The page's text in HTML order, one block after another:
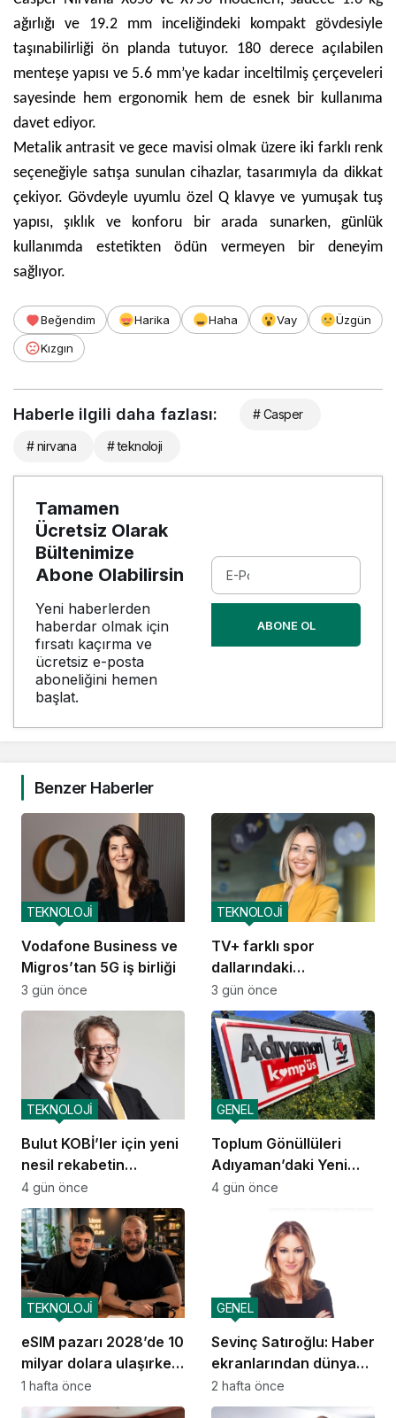
ağırlığı ve 19.2 mm inceliğindeki kompakt gövdesiyle
taşınabilirliği ön planda tutuyor. 180 derece açılabilen
menteşe yapısı ve 5.6 mm’ye kadar inceltilmiş çerçeveleri
sayesinde hem ergonomik hem de esnek bir kullanıma
davet ediyor.
Metalik antrasit ve gece mavisi olmak üzere iki farklı renk
seçeneğiyle satışa sunulan cihazlar, tasarımıyla da dikkat
çekiyor. Gövdeyle uyumlu özel Q klavye ve yumuşak tuş
yapısı, şıklık ve konforu bir arada sunarken, günlük
kullanımda estetikten ödün vermeyen bir deneyim
sağlıyor.
Beğendim Harika Haha Vay
Üzgün
Kızgın
Haberle ilgili daha fazlası: # Casper
# nirvana # teknoloji
Tamamen
Ücretsiz Olarak
Bültenimize
Abone Olabilirsin
Yeni haberlerden
haberdar olmak için
fırsatı kaçırma ve
ücretsiz e-posta
aboneliğini hemen
başlat.
ABONE OL
Benzer Haberler
Vodafone Business ve
Migros’tan 5G iş birliği
TEKNOLOJİ
3 gün önce
TV+ farklı spor
dallarındaki
organizasyonları tek
çatı altında
buluşturuyor
TEKNOLOJİ
3 gün önce
Bulut KOBİ’ler için yeni
nesil rekabetin
altyapısına dönüştü
TEKNOLOJİ
4 gün önce
Toplum Gönüllüleri
Adıyaman’daki Yeni
Kamp’üs’te yılda 2.000
GENEL
4 gün önce
eSIM pazarı 2028’de 10
milyar dolara ulaşırken
GetSimLess
büyümesini sürdürüyor
TEKNOLOJİ
1 hafta önce
Sevinç Satıroğlu: Haber
ekranlarından dünya
sahnelerine taşınan
güven
GENEL
2 hafta önce